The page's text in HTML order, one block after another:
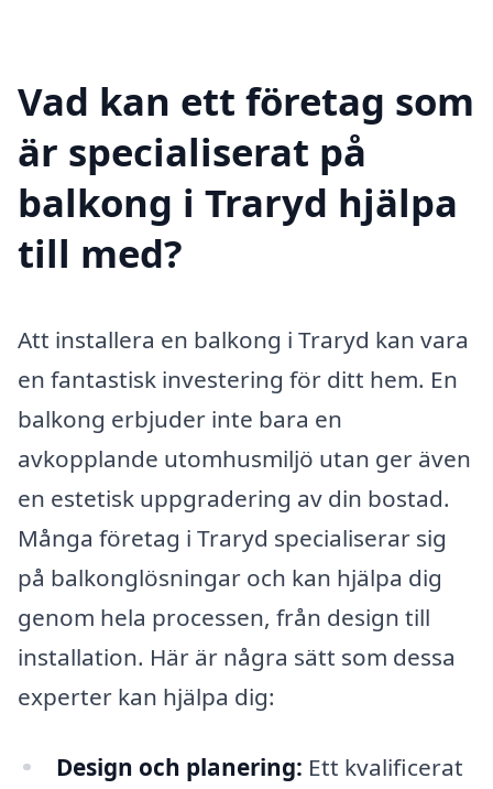
Vad kan ett företag som
är specialiserat på
balkong i Traryd hjälpa
till med?
Att installera en balkong i Traryd kan vara
en fantastisk investering för ditt hem. En
balkong erbjuder inte bara en
avkopplande utomhusmiljö utan ger även
en estetisk uppgradering av din bostad.
Många företag i Traryd specialiserar sig
på balkonglösningar och kan hjälpa dig
genom hela processen, från design till
installation. Här är några sätt som dessa
experter kan hjälpa dig:
Design och planering: Ett kvalificerat